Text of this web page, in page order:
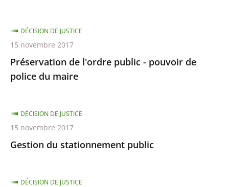
Préservation de l'ordre public - pouvoir de
police du maire
DÉCISION DE JUSTICE
15 novembre 2017
Gestion du stationnement public
DÉCISION DE JUSTICE
15 novembre 2017
DÉCISION DE JUSTICE